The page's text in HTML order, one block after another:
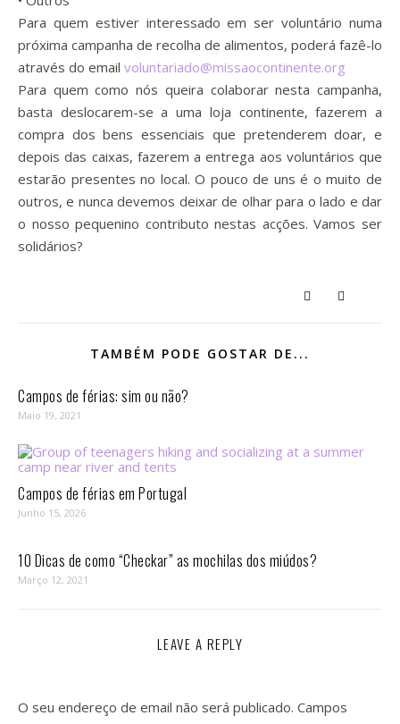
Para quem estiver interessado em ser voluntário numa
próxima campanha de recolha de alimentos, poderá fazê-lo
através do email voluntariado@missaocontinente.org
Para quem como nós queira colaborar nesta campanha,
basta deslocarem-se a uma loja continente, fazerem a
compra dos bens essenciais que pretenderem doar, e
depois das caixas, fazerem a entrega aos voluntários que
estarão presentes no local. O pouco de uns é o muito de
outros, e nunca devemos deixar de olhar para o lado e dar
o nosso pequenino contributo nestas acções. Vamos ser
solidários?
TAMBÉM PODE GOSTAR DE...
Campos de férias: sim ou não?
Maio 19, 2021
Campos de férias em Portugal
Junho 15, 2026
10 Dicas de como “Checkar” as mochilas dos miúdos?
Março 12, 2021
LEAVE A REPLY
O seu endereço de email não será publicado. Campos